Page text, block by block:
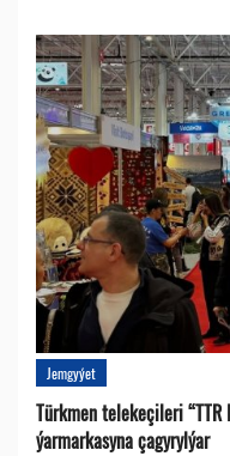
Jemgyýet
Türkmen telekeçileri
ýarmarkasyna çagyrylýar